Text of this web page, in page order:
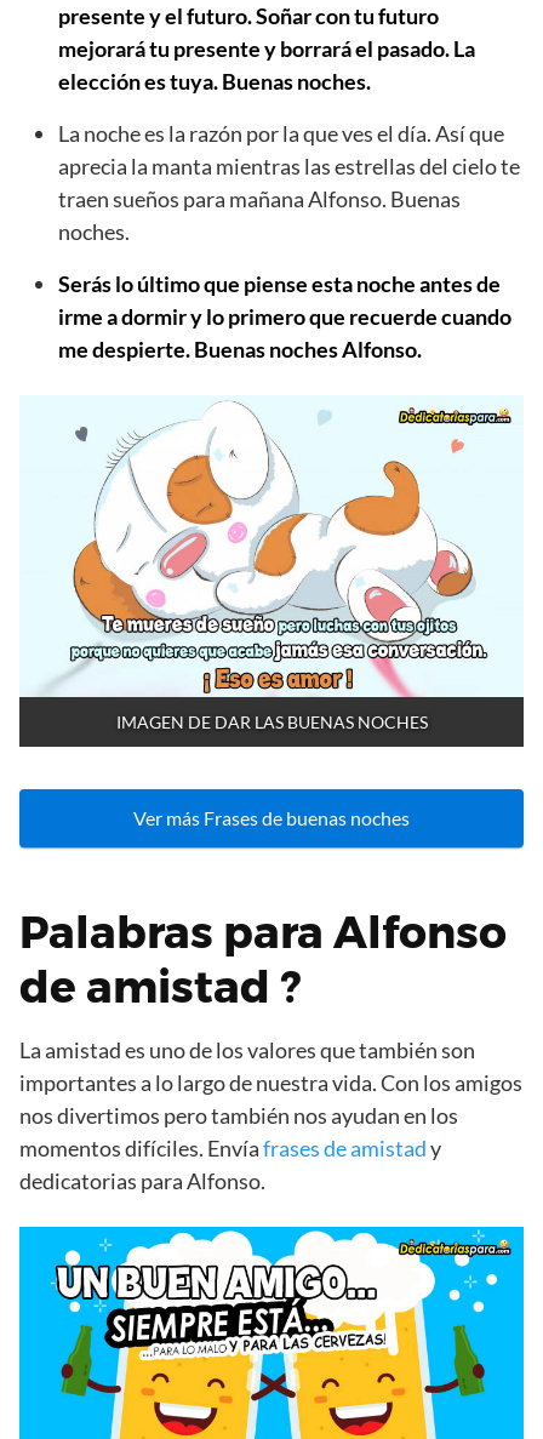
presente y el futuro. Soñar con tu futuro
mejorará tu presente y borrará el pasado. La
elección es tuya. Buenas noches.
La noche es la razón por la que ves el día. Así que
aprecia la manta mientras las estrellas del cielo te
traen sueños para mañana Alfonso. Buenas
noches.
Serás lo último que piense esta noche antes de
irme a dormir y lo primero que recuerde cuando
me despierte. Buenas noches Alfonso.
IMAGEN DE DAR LAS BUENAS NOCHES
Ver más Frases de buenas noches
Palabras para Alfonso
de amistad ?
La amistad es uno de los valores que también son
importantes a lo largo de nuestra vida. Con los amigos
nos divertimos pero también nos ayudan en los
momentos difíciles. Envíafrases de amistady
dedicatorias para Alfonso.